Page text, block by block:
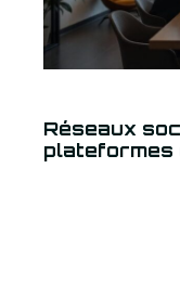
Réseaux
plateformes